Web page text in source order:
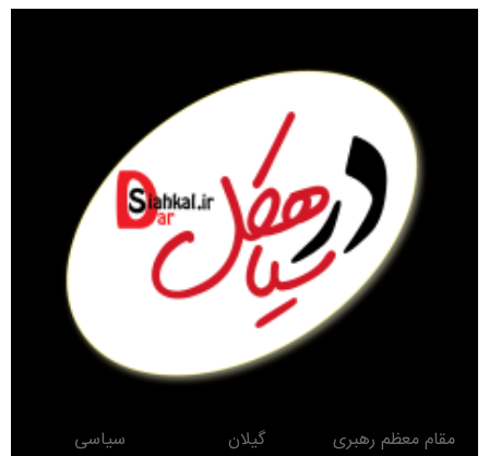
مقام معظم رهبری گیلان
سیاسی